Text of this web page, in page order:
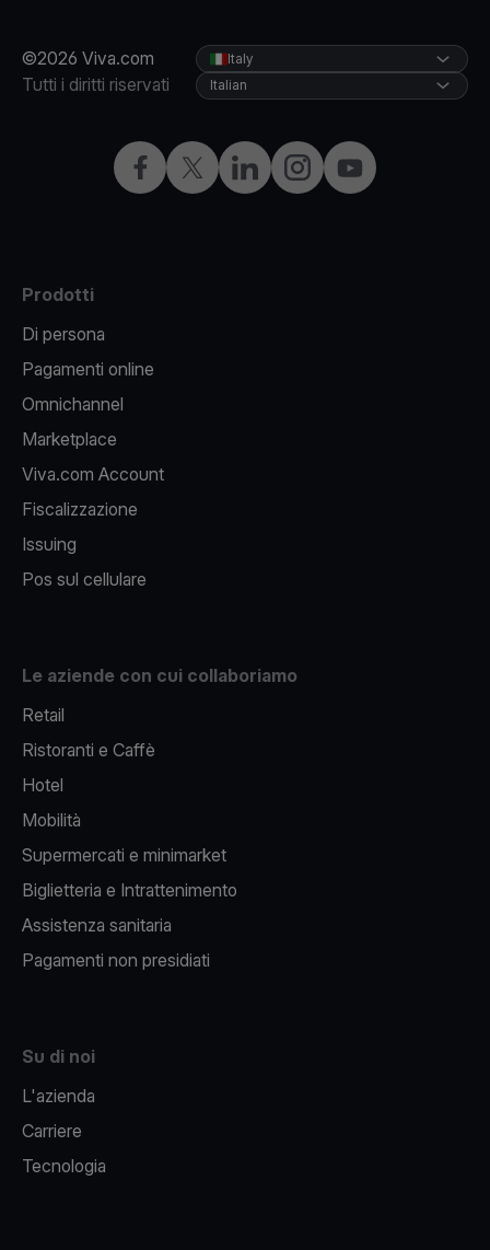
©2026 Viva.com
Tutti i diritti riservati
Facebook
X LinkedInInstagramYouTube
Italy
Italian
Prodotti
Di persona
Pagamenti online
Omnichannel
Marketplace
Viva.com Account
Fiscalizzazione
Issuing
Pos sul cellulare
Le aziende con cui collaboriamo
Retail
Ristoranti e Caffè
Hotel
Mobilità
Supermercati e minimarket
Biglietteria e Intrattenimento
Assistenza sanitaria
Pagamenti non presidiati
Su di noi
L'azienda
Carriere
Tecnologia